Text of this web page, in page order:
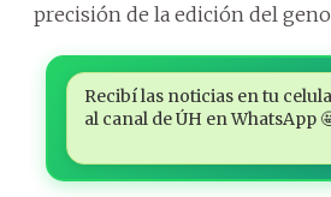
precisión de la edición del
Recibí las noticias en tu
al canal de ÚH en WhatsApp